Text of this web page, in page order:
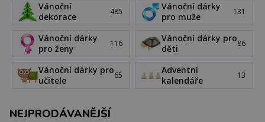
Vánoční
dekorace
485
Vánoční dárky
pro muže
131
Vánoční dárky
pro ženy
116
Vánoční dárky pro
děti
86
Vánoční dárky pro
učitele
65
Adventní
kalendáře
13
NEJPRODÁVANĚJŠÍ